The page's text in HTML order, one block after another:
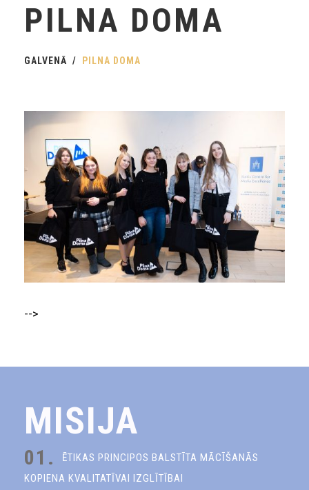
PILNA DOMA
GALVENĀ PILNA DOMA
-->
MISIJA
01.
ĒTIKAS PRINCIPOS BALSTĪTA MĀCĪŠANĀS
KOPIENA KVALITATĪVAI IZGLĪTĪBAI